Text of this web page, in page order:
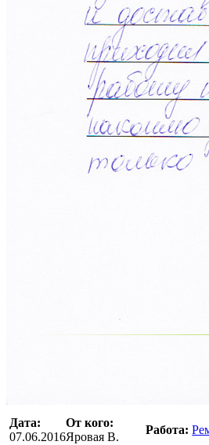
Дата:
07.06.2016
От кого:
Яровая В.
Работа: